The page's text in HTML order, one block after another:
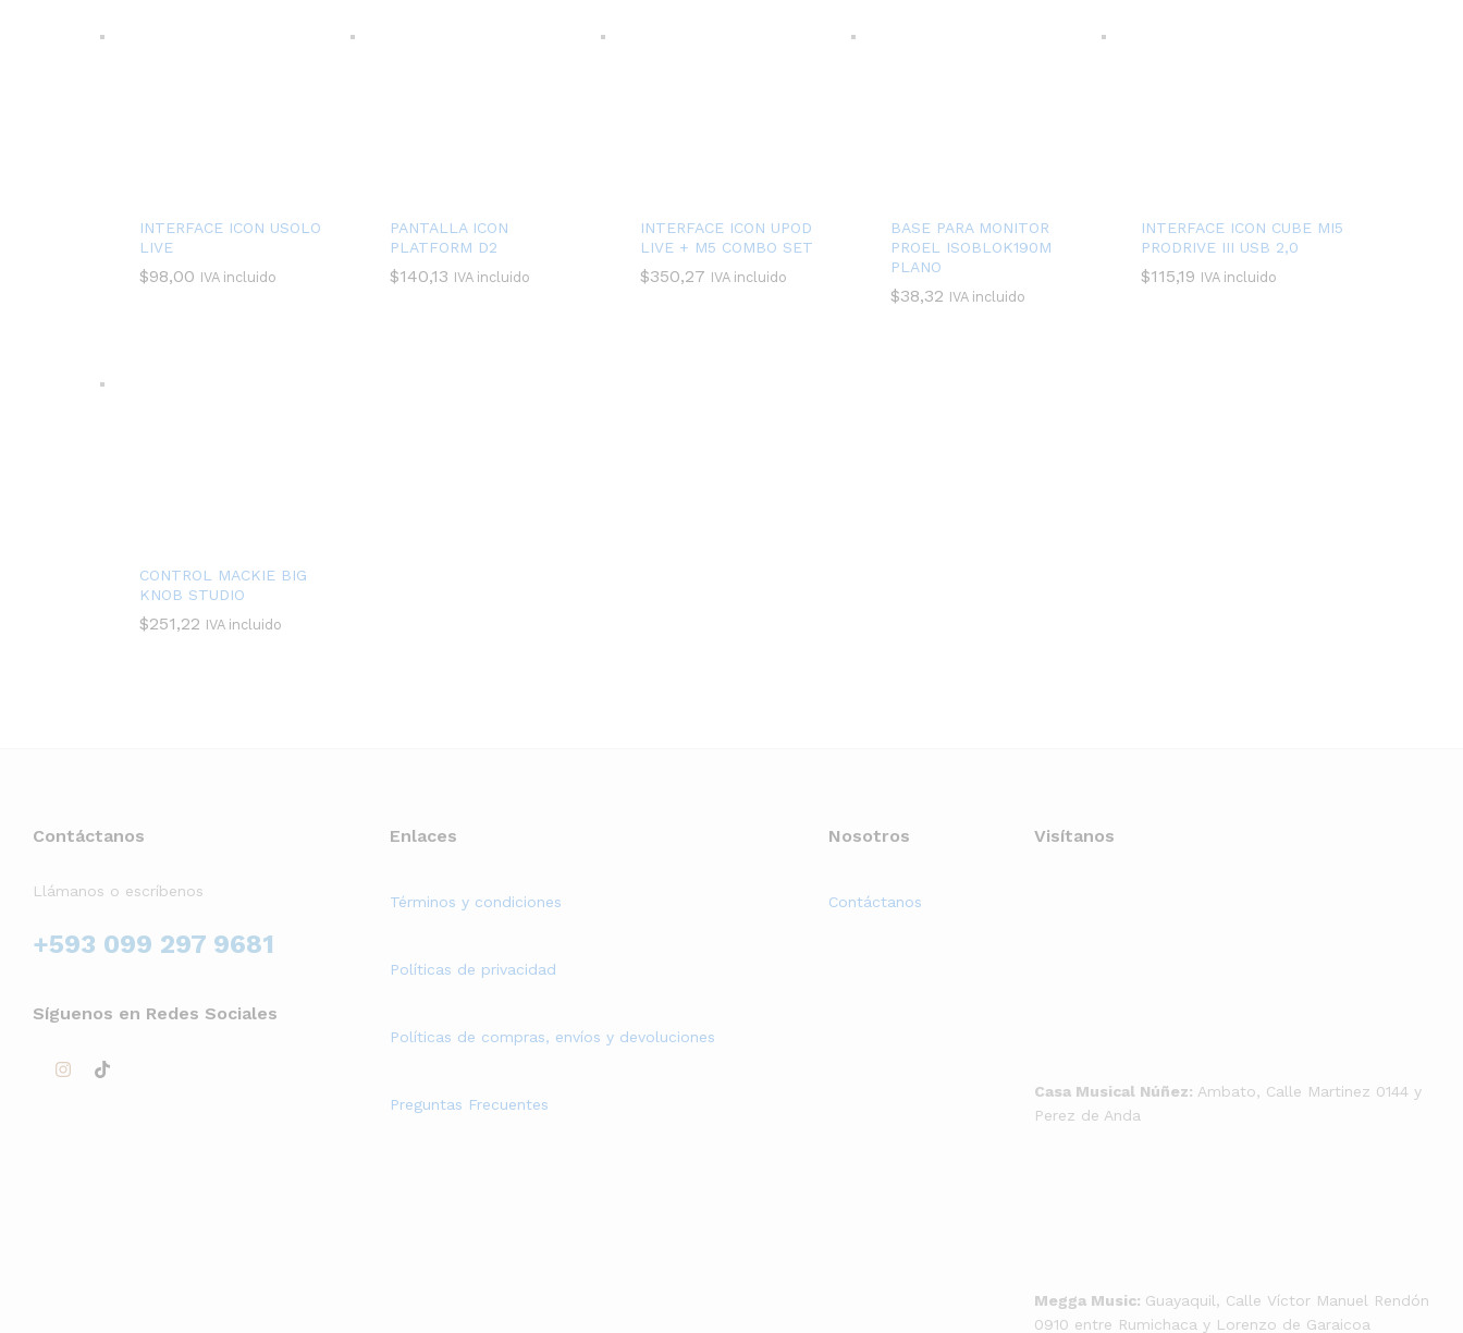
INTERFACE ICON USOLO
LIVE
$98,00 IVA incluido
PANTALLA ICON
PLATFORM D2
$140,13 IVA incluido
INTERFACE ICON UPOD
LIVE + M5 COMBO SET
$350,27 IVA incluido
BASE PARA MONITOR
PROEL ISOBLOK190M
PLANO
$38,32 IVA incluido
INTERFACE ICON CUBE MI5
PRODRIVE III USB 2,0
$115,19 IVA incluido
CONTROL MACKIE BIG
KNOB STUDIO
$251,22 IVA incluido
Contáctanos
Llámanos o escríbenos
+593 099 297 9681
Síguenos en Redes Sociales
Enlaces
Términos y condiciones
Políticas de privacidad
Políticas de compras, envíos y devoluciones
Preguntas Frecuentes
Nosotros
Contáctanos
Visítanos
Casa Musical Núñez: Ambato, Calle Martinez 0144 y
Perez de Anda
Megga Music: Guayaquil, Calle Víctor Manuel Rendón
0910 entre Rumichaca y Lorenzo de Garaicoa